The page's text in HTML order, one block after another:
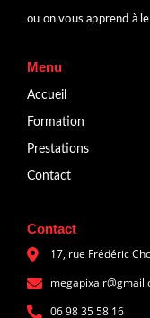
ou on vous apprend à
Menu
Accueil
Formation
Prestations
Contact
Contact
17, rue Frédéric
‭‬06 98 35 58 16